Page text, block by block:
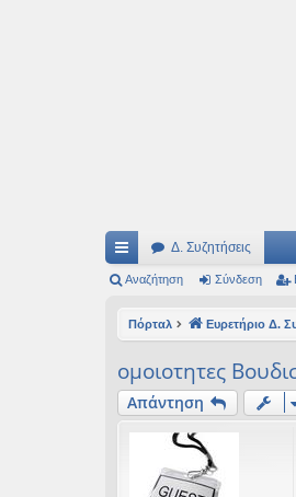
Αυτός ο τόπος φιλοδοξεί να
ρή
ς
συ
Δ. Συζητήσεις
Αναζήτηση Σύνδεση
Πόρταλ Ευρετήριο Δ.
ομοιοτητες
Απάντηση